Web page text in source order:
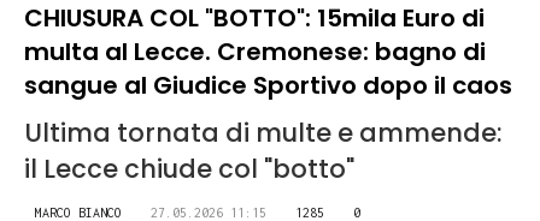
CHIUSURA COL "BOTTO": 15mila Euro di
multa al Lecce. Cremonese: bagno di
sangue al Giudice Sportivo dopo il caos
Ultima tornata di multe e ammende:
il Lecce chiude col "botto"
MARCO BIANCO 27.05.2026 11:15 1285 0